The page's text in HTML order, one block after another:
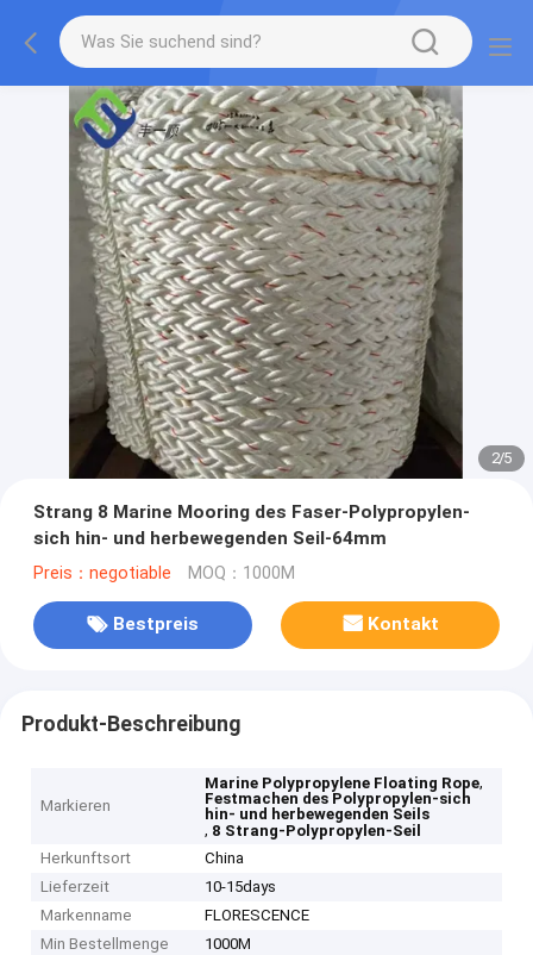
2/5
Strang 8 Marine Mooring des Faser-Polypropylen-
sich hin- und herbewegenden Seil-64mm
Preis：negotiable MOQ：1000M
Bestpreis Kontakt
Produkt-Beschreibung
Markieren
Marine Polypropylene Floating Rope,
Festmachen des Polypropylen-sich
hin- und herbewegenden Seils
, 8 Strang-Polypropylen-Seil
Herkunftsort
China
Lieferzeit
10-15days
Markenname
FLORESCENCE
Min Bestellmenge
1000M